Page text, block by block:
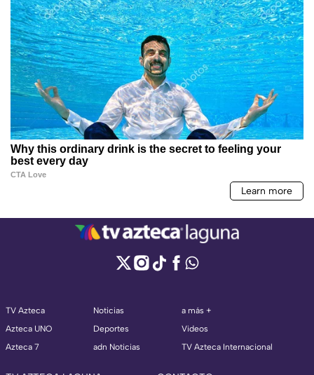
TV Azteca
Azteca UNO
Azteca 7
Noticias
Deportes
adn Noticias
a más +
Videos
TV Azteca Internacional